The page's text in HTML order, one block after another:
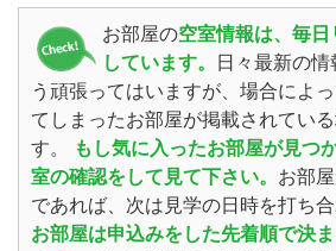
お部屋の空室情報は、毎
しています。
日々最新の
う頑張ってはいますが、場合によ
てしまったお部屋が掲載されてい
す。
もし気に入ったお部屋が見つ
室の確認をして見て下さい。 お部
であれば、次は見学の日時を打ち合
お部屋は申込みをした先着順で決